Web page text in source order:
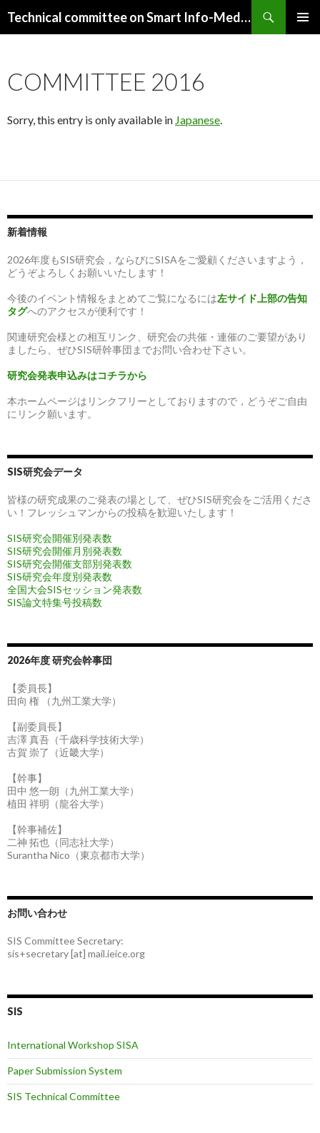
Technical committee on Smart Info-Media Systems (SIS), IEICE
COMMITTEE 2016
Sorry, this entry is only available in Japanese.
新着情報
2026年度もSIS研究会，ならびにSISAをご愛顧くださいますよう，
どうぞよろしくお願いいたします！
今後のイベント情報をまとめてご覧になるには左サイド上部の告知
タグへのアクセスが便利です！
関連研究会様との相互リンク、研究会の共催・連催のご要望があり
ましたら、ぜひSIS研幹事団までお問い合わせ下さい。
研究会発表申込みはコチラから
本ホームページはリンクフリーとしておりますので，どうぞご自由
にリンク願います。
SIS研究会データ
皆様の研究成果のご発表の場として、ぜひSIS研究会をご活用くださ
い！フレッシュマンからの投稿を歓迎いたします！
SIS研究会開催別発表数
SIS研究会開催月別発表数
SIS研究会開催支部別発表数
SIS研究会年度別発表数
全国大会SISセッション発表数
SIS論文特集号投稿数
2026年度 研究会幹事団
【委員長】
田向 権 （九州工業大学）
【副委員長】
吉澤 真吾（千歳科学技術大学）
古賀 崇了（近畿大学）
【幹事】
田中 悠一朗（九州工業大学）
植田 祥明（龍谷大学）
【幹事補佐】
二神 拓也（同志社大学）
Surantha Nico（東京都市大学）
お問い合わせ
SIS Committee Secretary:
sis+secretary [at] mail.ieice.org
SIS
International Workshop SISA
Paper Submission System
SIS Technical Committee